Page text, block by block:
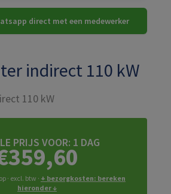
direct met een medewerker
indirect 110 kW
110 kW
PRIJS VOOR: 1 DAG
· excl. btw · + bezorgkosten: bereken
hieronder ↓